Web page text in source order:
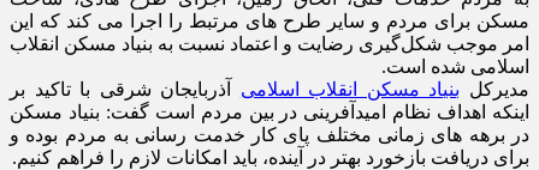
مسکن برای مردم و سایر طرح های مرتبط را اجرا می کند که این
امر موجب شکل‌گیری رضایت و اعتماد نسبت به بنیاد مسکن انقلاب
اسلامی شده است.
مدیرکل بنیاد مسکن انقلاب اسلامی آذربایجان شرقی با تاکید بر
اینکه اهداف نظام امیدآفرینی در بین مردم است گفت: بنیاد مسکن
در برهه های زمانی مختلف پای کار خدمت رسانی به مردم بوده و
برای دریافت بازخورد بهتر در آینده، باید امکانات لازم را فراهم کنیم.